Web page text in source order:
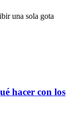
una sola gota
hacer con los